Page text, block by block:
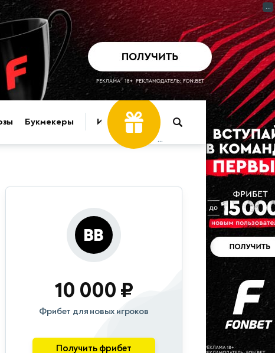
Букмекеры Игры
...
10 000 ₽
Фрибет для новых игроков
Получить фрибет
...